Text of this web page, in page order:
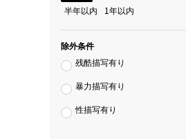
半年以内
1年以内
除外条件
残酷描写有り
暴力描写有り
性描写有り